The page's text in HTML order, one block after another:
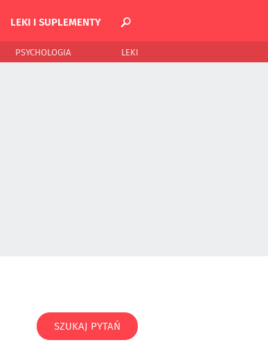
LEKI I SUPLEMENTY
PSYCHOLOGIA LEKI
SZUKAJ PYTAŃ